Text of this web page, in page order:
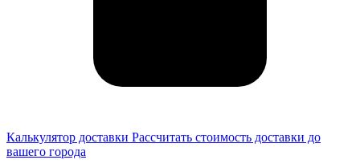
Калькулятор доставки Рассчитать стоимость доставки до
вашего города